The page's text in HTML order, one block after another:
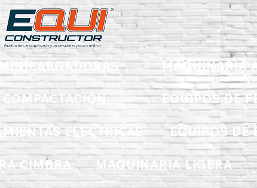
MAQUINARIA
EQUIPOS DE
ELÉCTRICAS EQUIPOS DE
CIMBRA MAQUINARIA LIGERA